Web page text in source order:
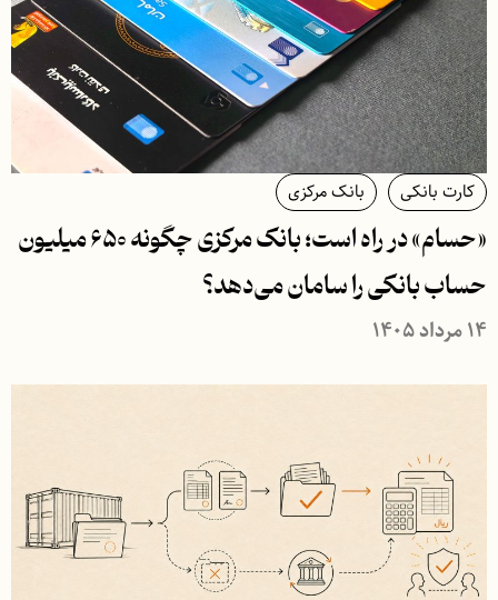
کارت بانکی بانک مرکزی
«حسام» در راه است؛ بانک مرکزی چگونه ۶۵۰ میلیون
حساب بانکی را سامان می‌دهد؟
۱۴ مرداد ۱۴۰۵